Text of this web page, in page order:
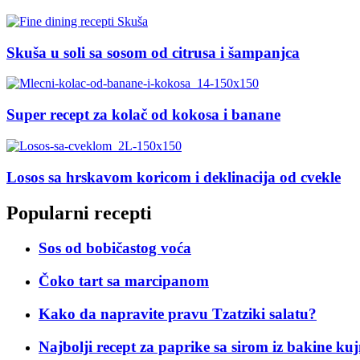
Skuša u soli sa sosom od citrusa i šampanjca
Super recept za kolač od kokosa i banane
Losos sa hrskavom koricom i deklinacija od cvekle
Popularni recepti
Sos od bobičastog voća
Čoko tart sa marcipanom
Kako da napravite pravu Tzatziki salatu?
Najbolji recept za paprike sa sirom iz bakine